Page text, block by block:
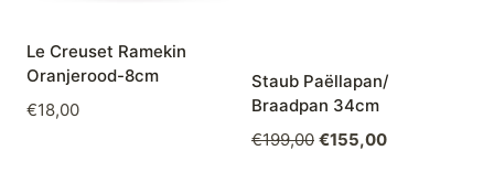
Le Creuset Ramekin
Oranjerood-8cm
€18,00
Staub Paëllapan/
Braadpan 34cm
€199,00 Oorspronkelijke
€155,00Huidige